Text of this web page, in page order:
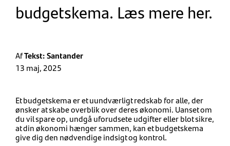
budgetskema. Læs mere her.
AfTekst: Santander
13 maj, 2025
Et budgetskema er et uundværligt redskab for alle, der
ønsker at skabe overblik over deres økonomi. Uanset om
du vil spare op, undgå uforudsete udgifter eller blot sikre,
at din økonomi hænger sammen, kan et budgetskema
give dig den nødvendige indsigt og kontrol.